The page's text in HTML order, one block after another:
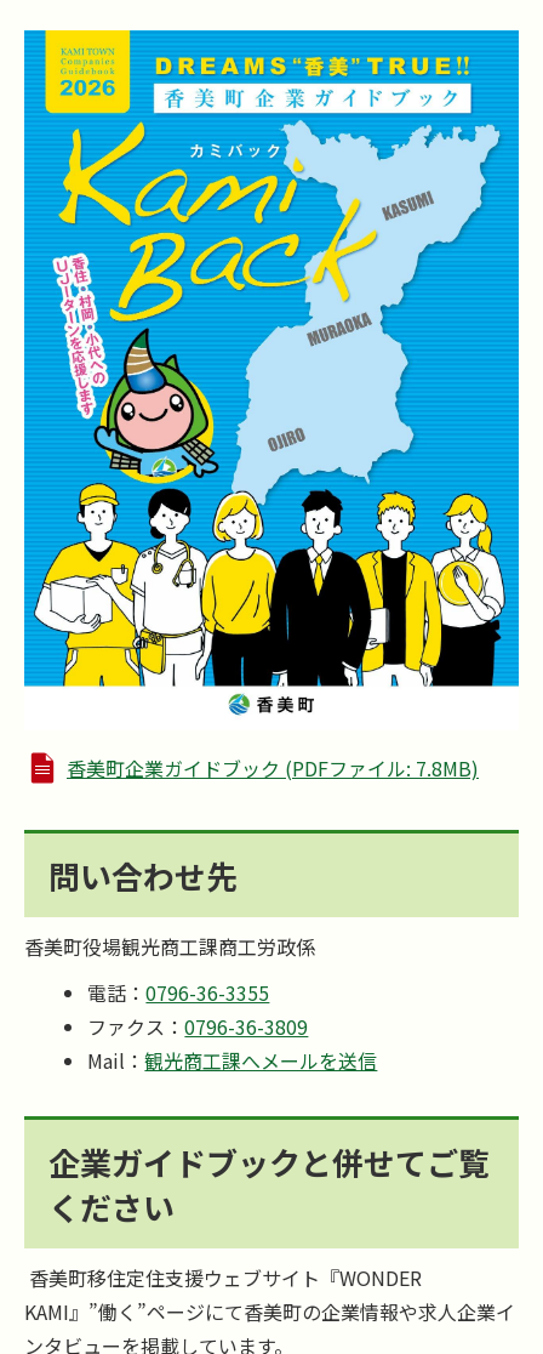
香美町企業ガイドブック (PDFファイル: 7.8MB)
問い合わせ先
香美町役場観光商工課商工労政係
電話：0796-36-3355
ファクス：0796-36-3809
Mail：観光商工課へメールを送信
企業ガイドブックと併せてご覧
ください
香美町移住定住支援ウェブサイト『WONDER
KAMI』”働く”ページにて香美町の企業情報や求人企業イ
ンタビューを掲載しています。